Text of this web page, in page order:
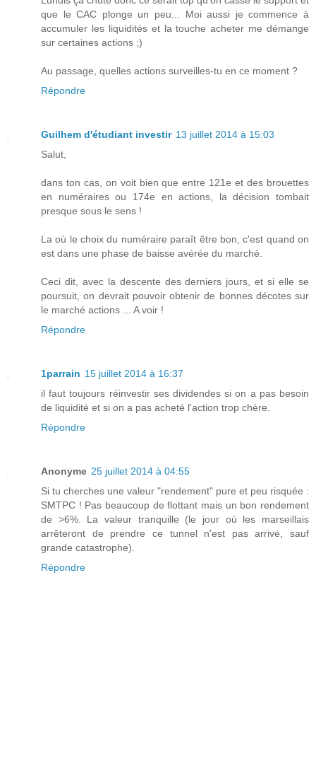
que le CAC plonge un peu... Moi aussi je commence à
accumuler les liquidités et la touche acheter me démange
sur certaines actions ;)
Au passage, quelles actions surveilles-tu en ce moment ?
Répondre
Guilhem d'étudiant investir 13 juillet 2014 à 15:03
Salut,
dans ton cas, on voit bien que entre 121e et des brouettes
en numéraires ou 174e en actions, la décision tombait
presque sous le sens !
La où le choix du numéraire paraît être bon, c'est quand on
est dans une phase de baisse avérée du marché.
Ceci dit, avec la descente des derniers jours, et si elle se
poursuit, on devrait pouvoir obtenir de bonnes décotes sur
le marché actions ... A voir !
Répondre
1parrain 15 juillet 2014 à 16:37
il faut toujours réinvestir ses dividendes si on a pas besoin
de liquidité et si on a pas acheté l'action trop chère.
Répondre
Anonyme 25 juillet 2014 à 04:55
Si tu cherches une valeur "rendement" pure et peu risquée :
SMTPC ! Pas beaucoup de flottant mais un bon rendement
de >6%. La valeur tranquille (le jour où les marseillais
arrêteront de prendre ce tunnel n'est pas arrivé, sauf
grande catastrophe).
Répondre